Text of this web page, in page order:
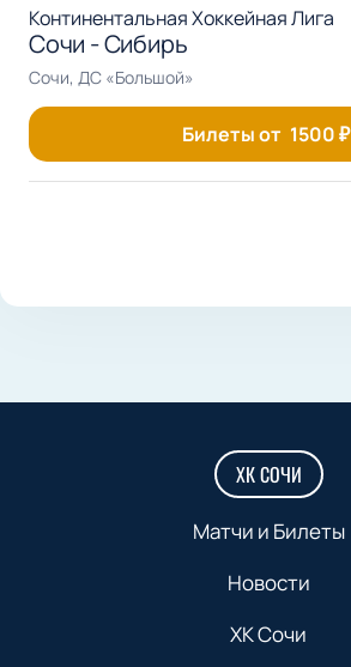
Континентальная Хоккейная Лига
Сочи - Сибирь
Сочи, ДС «Большой»
Билеты от 1500₽
ХК СОЧИ
Матчи и Билеты
Новости
ХК Сочи